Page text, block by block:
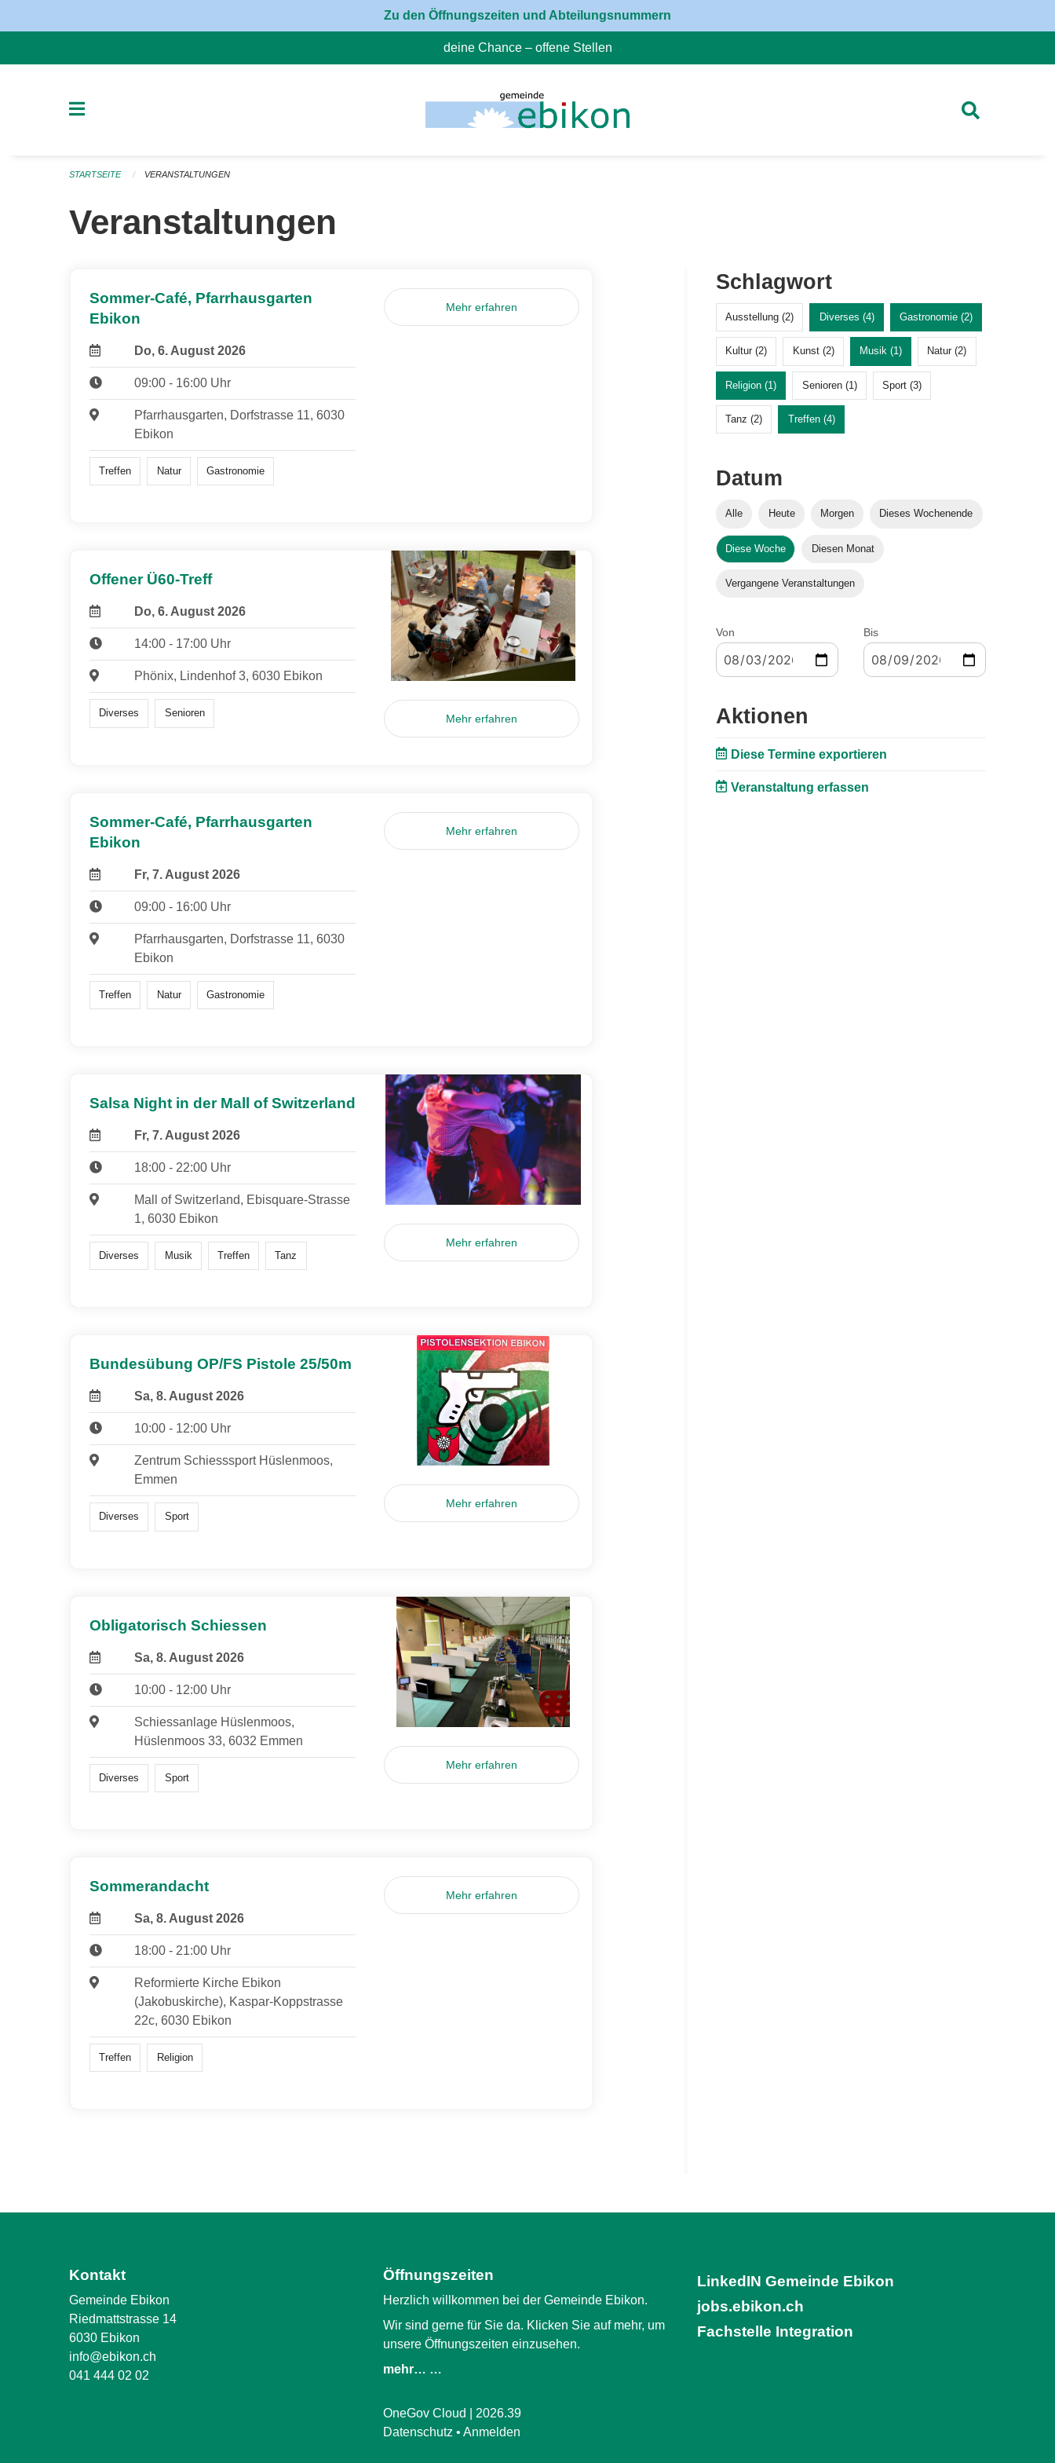
Zu den Öffnungszeiten und Abteilungsnummern
deine Chance – offene Stellen
STARTSEITE VERANSTALTUNGEN
Veranstaltungen
Sommer-Café, Pfarrhausgarten
Ebikon
Do, 6. August 2026
09:00 - 16:00 Uhr
Pfarrhausgarten, Dorfstrasse 11, 6030
Ebikon
Treffen Natur Gastronomie
Mehr erfahren
Offener Ü60-Treff
Do, 6. August 2026
14:00 - 17:00 Uhr
Phönix, Lindenhof 3, 6030 Ebikon
Diverses Senioren Mehr erfahren
Sommer-Café, Pfarrhausgarten
Ebikon
Fr, 7. August 2026
09:00 - 16:00 Uhr
Pfarrhausgarten, Dorfstrasse 11, 6030
Ebikon
Treffen Natur Gastronomie
Mehr erfahren
Salsa Night in der Mall of Switzerland
Fr, 7. August 2026
18:00 - 22:00 Uhr
Mall of Switzerland, Ebisquare-Strasse
1, 6030 Ebikon
Diverses Musik Treffen Tanz
Mehr erfahren
Bundesübung OP/FS Pistole 25/50m
Sa, 8. August 2026
10:00 - 12:00 Uhr
Zentrum Schiesssport Hüslenmoos,
Emmen
Diverses Sport
Mehr erfahren
Obligatorisch Schiessen
Sa, 8. August 2026
10:00 - 12:00 Uhr
Schiessanlage Hüslenmoos,
Hüslenmoos 33, 6032 Emmen
Diverses Sport
Mehr erfahren
Sommerandacht
Sa, 8. August 2026
18:00 - 21:00 Uhr
Reformierte Kirche Ebikon
(Jakobuskirche), Kaspar-Koppstrasse
22c, 6030 Ebikon
Treffen Religion
Mehr erfahren
Schlagwort
Ausstellung (2) Diverses (4) Gastronomie (2)
Kultur (2) Kunst (2) Musik (1) Natur (2)
Religion (1) Senioren (1) Sport (3)
Tanz (2) Treffen (4)
Datum
Alle Heute Morgen Dieses Wochenende
Diese Woche Diesen Monat
Vergangene Veranstaltungen
Von Bis
Aktionen
Diese Termine exportieren
Veranstaltung erfassen
Kontakt
Gemeinde Ebikon
Riedmattstrasse 14
6030 Ebikon
info@ebikon.ch
041 444 02 02
Öffnungszeiten
Herzlich willkommen bei der Gemeinde Ebikon.
Wir sind gerne für Sie da. Klicken Sie auf mehr, um
unsere Öffnungszeiten einzusehen.
mehr… …
LinkedIN Gemeinde Ebikon
jobs.ebikon.ch
Fachstelle Integration
OneGov Cloud (External Link)
2026.39
Datenschutz (External Link)
Anmelden